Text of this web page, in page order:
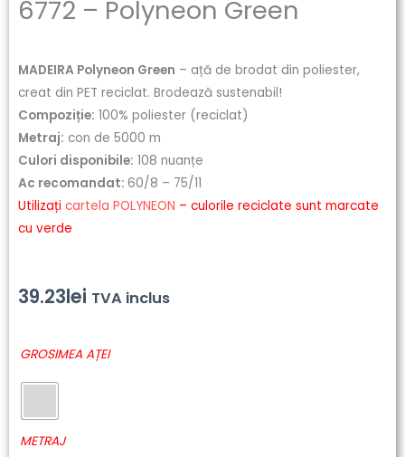
6772 – Polyneon Green
MADEIRA Polyneon Green – ață de brodat din poliester,
creat din PET reciclat. Brodează sustenabil!
Compoziție: 100% poliester (reciclat)
Metraj: con de 5000 m
Culori disponibile: 108 nuanțe
Ac recomandat: 60/8 – 75/11
Utilizați cartela POLYNEON – culorile reciclate sunt marcate
cu verde
39.23lei TVA inclus
GROSIMEA AȚEI
METRAJ
Cantitate
Polyneon
Green